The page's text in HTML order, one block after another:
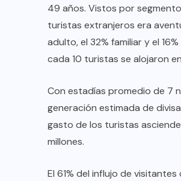
49 años. Vistos por
turistas extranjeros era
adulto, el 32% familiar y el
cada 10 turistas se alojaron
Con estadías promedio de 7
generación estimada de
gasto de los turistas
millones.
El 61% del influjo de